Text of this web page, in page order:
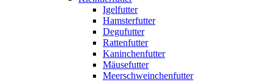
Igelfutter
Hamsterfutter
Degufutter
Rattenfutter
Kaninchenfutter
Mäusefutter
Meerschweinchenfutter